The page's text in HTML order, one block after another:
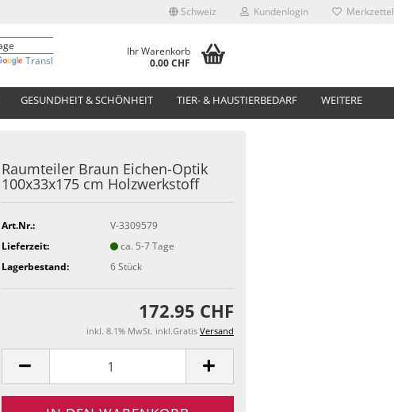
Schweiz Kundenlogin Merkzettel
Translate
Ihr Warenkorb
0.00 CHF
GESUNDHEIT & SCHÖNHEIT TIER- & HAUSTIERBEDARF WEITERE
Raumteiler Braun Eichen-Optik
100x33x175 cm Holzwerkstoff
Art.Nr.:
V-3309579
Lieferzeit:
ca. 5-7 Tage
Lagerbestand:
6Stück
172.95 CHF
inkl. 8.1% MwSt. inkl.Gratis Versand